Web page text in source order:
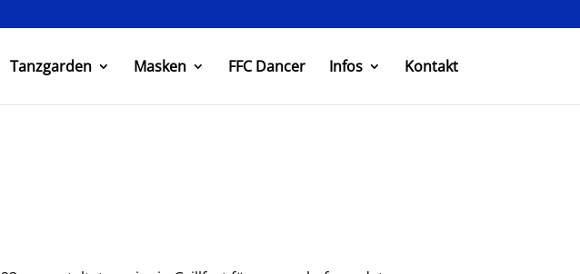
Tanzgarden Masken FFC Dancer Infos Kontakt